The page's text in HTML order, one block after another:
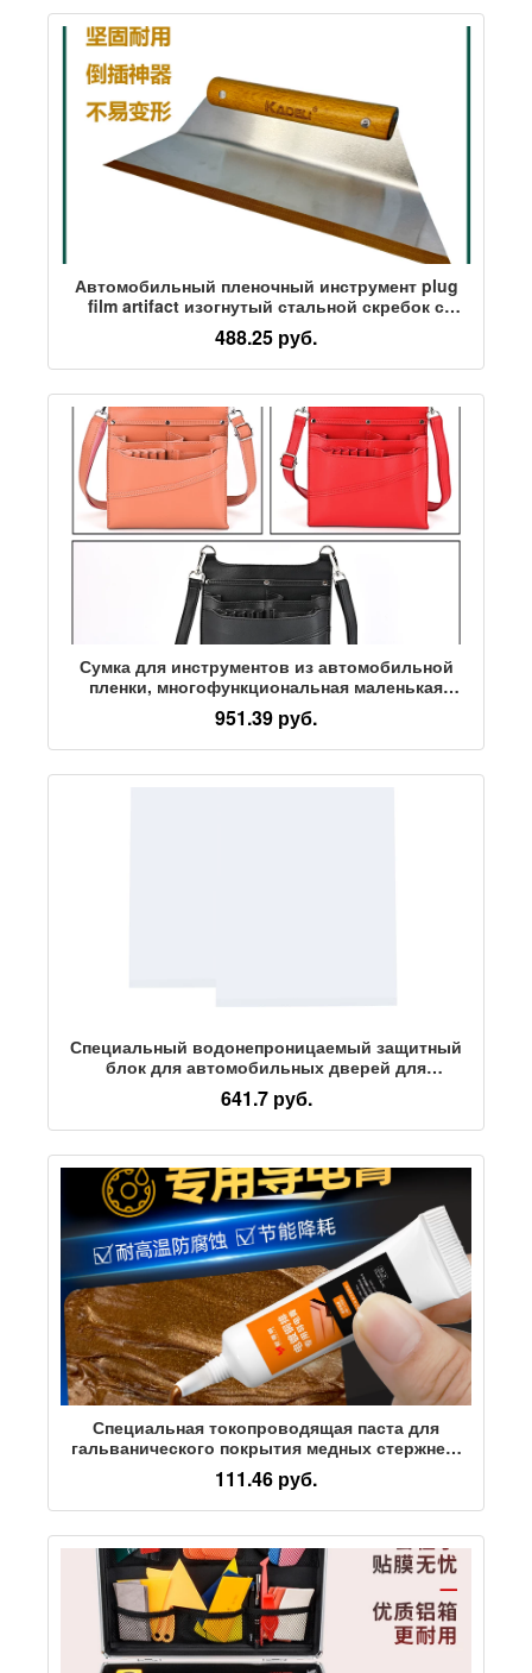
Автомобильный пленочный инструмент plug
film artifact изогнутый стальной скребок с
изогнутой круглой деревянной ручкой скребок
из мягкой стали перевернутый большой
скребок для пленки
488.25 руб.
Сумка для инструментов из автомобильной
пленки, многофункциональная маленькая
сумка-мессенджер, специальная поясная сумка
для автомобильной одежды, скребок для
изменения цвета пленки, сумка для хранения
951.39 руб.
Специальный водонепроницаемый защитный
блок для автомобильных дверей для
автомобильной пленки используется для
изготовления черно-белой пленки для
автомобильных окон, которую легко
641.7 руб.
Специальная токопроводящая паста для
гальванического покрытия медных стержней,
токопроводящая смазка для металлических
контактов автомобильных разъемов,
сильноточный антиокислительный
111.46 руб.